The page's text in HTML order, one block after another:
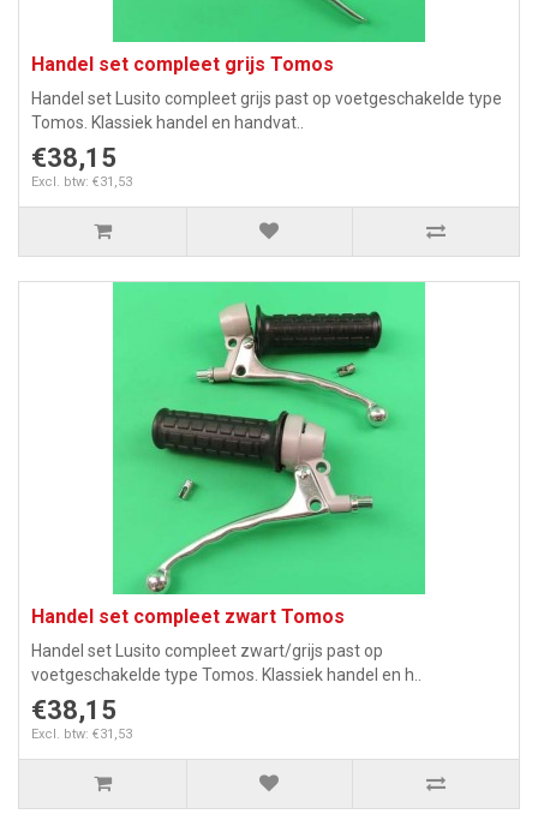
Handel set compleet grijs Tomos
Handel set Lusito compleet grijs past op voetgeschakelde type
Tomos. Klassiek handel en handvat..
€38,15
Excl. btw: €31,53
Handel set compleet zwart Tomos
Handel set Lusito compleet zwart/grijs past op
voetgeschakelde type Tomos. Klassiek handel en h..
€38,15
Excl. btw: €31,53